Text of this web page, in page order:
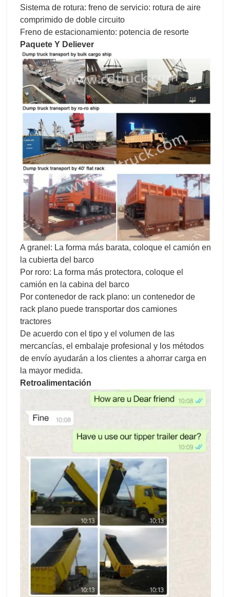
Sistema de rotura: freno de servicio: rotura de aire
comprimido de doble circuito
Freno de estacionamiento: potencia de resorte
Paquete Y Deliever
A granel: La forma más barata, coloque el camión en
la cubierta del barco
Por roro: La forma más protectora, coloque el
camión en la cabina del barco
Por contenedor de rack plano: un contenedor de
rack plano puede transportar dos camiones
tractores
De acuerdo con el tipo y el volumen de las
mercancías, el embalaje profesional y los métodos
de envío ayudarán a los clientes a ahorrar carga en
la mayor medida.
Retroalimentación